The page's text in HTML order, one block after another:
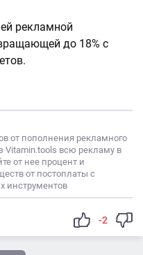
рекламной
до 18% с
от пополнения рекламного
Vitamin.tools всю рекламу в
от нее процент и
от постоплаты с
инструментов
-2